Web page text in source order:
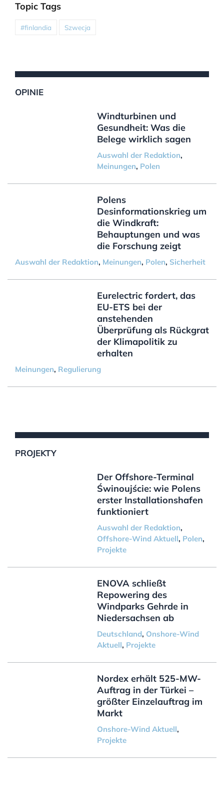
Topic Tags
#finlandia Szwecja
OPINIE
Windturbinen und
Gesundheit: Was die
Belege wirklich sagen
Auswahl der Redaktion,
Meinungen, Polen
Polens
Desinformationskrieg um
die Windkraft:
Behauptungen und was
die Forschung zeigt
Auswahl der Redaktion, Meinungen, Polen, Sicherheit
Eurelectric fordert, das
EU-ETS bei der
anstehenden
Überprüfung als Rückgrat
der Klimapolitik zu
erhalten
Meinungen, Regulierung
PROJEKTY
Der Offshore-Terminal
Świnoujście: wie Polens
erster Installationshafen
funktioniert
Auswahl der Redaktion,
Offshore-Wind Aktuell, Polen,
Projekte
ENOVA schließt
Repowering des
Windparks Gehrde in
Niedersachsen ab
Deutschland, Onshore-Wind
Aktuell, Projekte
Nordex erhält 525-MW-
Auftrag in der Türkei –
größter Einzelauftrag im
Markt
Onshore-Wind Aktuell,
Projekte